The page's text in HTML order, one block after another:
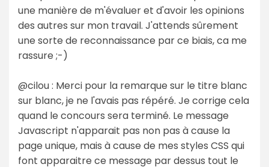
une manière de m'évaluer et d'avoir les opinions
des autres sur mon travail. J'attends sûrement
une sorte de reconnaissance par ce biais, ca me
rassure ;-)
@cilou : Merci pour la remarque sur le titre blanc
sur blanc, je ne l'avais pas répéré. Je corrige cela
quand le concours sera terminé. Le message
Javascript n'apparait pas non pas à cause la
page unique, mais à cause de mes styles CSS qui
font apparaitre ce message par dessus tout le